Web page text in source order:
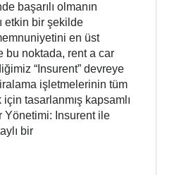
başarılı olmanın
etkin bir şekilde
en üst
bu noktada, rent a car
“Insurent” devreye
işletmelerinin tüm
için tasarlanmış kapsamlı
Yönetimi: Insurent ile
bir